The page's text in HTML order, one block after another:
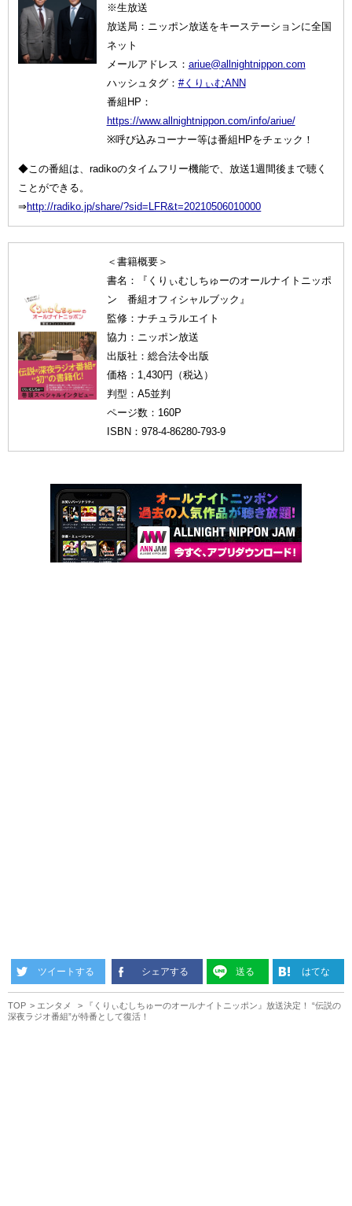
※生放送
放送局：ニッポン放送をキーステーションに全国
ネット
メールアドレス： ariue@allnightnippon.com
ハッシュタグ： #くりぃむANN
番組HP：
https://www.allnightnippon.com/info/ariue/
※呼び込みコーナー等は番組HPをチェック！
◆この番組は、radikoのタイムフリー機能で、放送1週間後まで聴く
ことができる。
⇒http://radiko.jp/share/?sid=LFR&t=20210506010000
＜書籍概要＞
書名：『くりぃむしちゅーのオールナイトニッポ
ン 番組オフィシャルブック』
監修：ナチュラルエイト
協力：ニッポン放送
出版社：総合法令出版
価格：1,430円（税込）
判型：A5並判
ページ数：160P
ISBN：978-4-86280-793-9
ツイートする シェアする 送る はてな
TOP エンタメ
『くりぃむしちゅーのオールナイトニッポン』放送決定！ “伝説の
深夜ラジオ番組”が特番として復活！